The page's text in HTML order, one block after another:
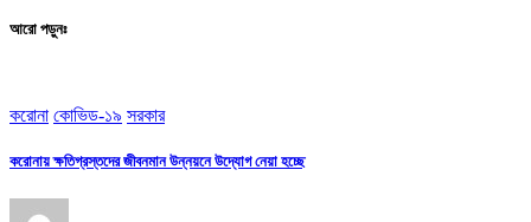
আরো পড়ুনঃ
করোনা কোভিড-১৯ সরকার
করোনায় ক্ষতিগ্রস্তদের জীবনমান উন্নয়নে উদ্যোগ নেয়া হচ্ছে